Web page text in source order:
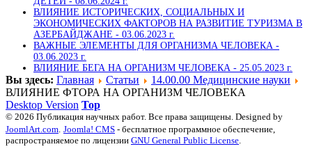
ВЛИЯНИЕ ИСТОРИЧЕСКИХ, СОЦИАЛЬНЫХ И
ЭКОНОМИЧЕСКИХ ФАКТОРОВ НА РАЗВИТИЕ ТУРИЗМА В
АЗЕРБАЙДЖАНЕ - 03.06.2023 г.
ВАЖНЫЕ ЭЛЕМЕНТЫ ДЛЯ ОРГАНИЗМА ЧЕЛОВЕКА -
03.06.2023 г.
ВЛИЯНИЕ БЕГА НА ОРГАНИЗМ ЧЕЛОВЕКА - 25.05.2023 г.
Вы здесь: Главная Статьи
14.00.00 Медицинские науки
ВЛИЯНИЕ ФТОРА НА ОРГАНИЗМ ЧЕЛОВЕКА
Desktop Version Top
© 2026 Публикация научных работ. Все права защищены. Designed by
JoomlArt.com Joomla! CMS - бесплатное программное обеспечение,
распространяемое по лицензии GNU General Public License